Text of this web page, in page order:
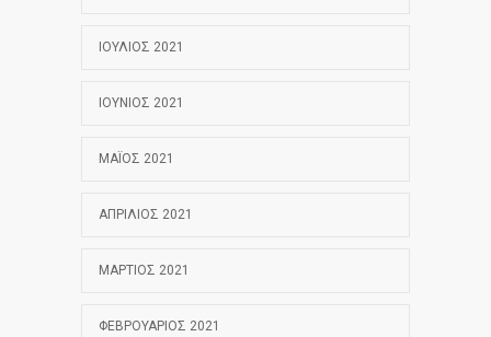
ΙΟΎΛΙΟΣ 2021
ΙΟΎΝΙΟΣ 2021
ΜΆΙΟΣ 2021
ΑΠΡΊΛΙΟΣ 2021
ΜΆΡΤΙΟΣ 2021
ΦΕΒΡΟΥΆΡΙΟΣ 2021